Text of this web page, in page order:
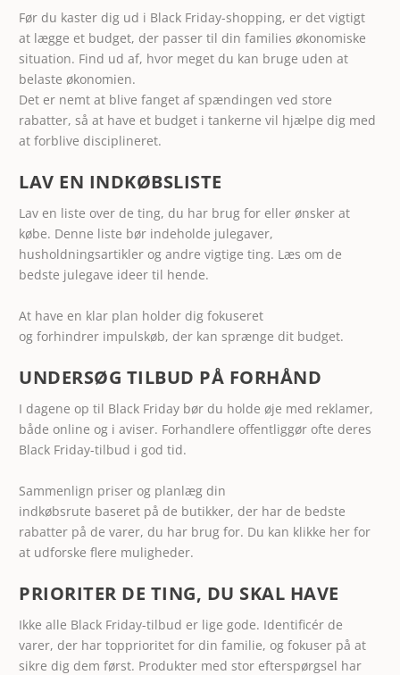
Før du kaster dig ud i Black Friday-shopping, er det vigtigt
at lægge et budget, der passer til din families økonomiske
situation. Find ud af, hvor meget du kan bruge uden at
belaste økonomien.
Det er nemt at blive fanget af spændingen ved store
rabatter, så at have et budget i tankerne vil hjælpe dig med
at forblive disciplineret.
LAV EN INDKØBSLISTE
Lav en liste over de ting, du har brug for eller ønsker at
købe. Denne liste bør indeholde julegaver,
husholdningsartikler og andre vigtige ting. Læs om de
bedste julegave ideer til hende.
At have en klar plan holder dig fokuseret
og forhindrer impulskøb, der kan sprænge dit budget.
UNDERSØG TILBUD PÅ FORHÅND
I dagene op til Black Friday bør du holde øje med reklamer,
både online og i aviser. Forhandlere offentliggør ofte deres
Black Friday-tilbud i god tid.
Sammenlign priser og planlæg din
indkøbsrute baseret på de butikker, der har de bedste
rabatter på de varer, du har brug for. Du kan klikke her for
at udforske flere muligheder.
PRIORITER DE TING, DU SKAL HAVE
Ikke alle Black Friday-tilbud er lige gode. Identificér de
varer, der har topprioritet for din familie, og fokuser på at
sikre dig dem først. Produkter med stor efterspørgsel har